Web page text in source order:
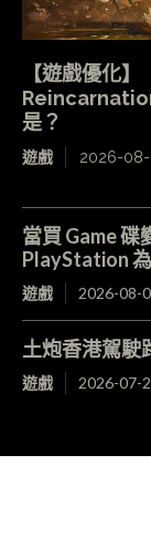
【遊戲優化
是？
遊戲 2026-
當買 Game
PlayStation
遊戲 2026-08-
土炮香港駕駛
遊戲 2026-07-